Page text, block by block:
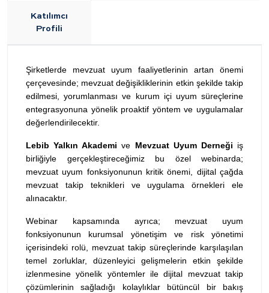
Katılımcı
Profili
Şirketlerde mevzuat uyum faaliyetlerinin artan önemi
çerçevesinde; mevzuat değişikliklerinin etkin şekilde takip
edilmesi, yorumlanması ve kurum içi uyum süreçlerine
entegrasyonuna yönelik proaktif yöntem ve uygulamalar
değerlendirilecektir.
Lebib Yalkın Akademi ve Mevzuat Uyum Derneği iş
birliğiyle gerçekleştireceğimiz bu özel webinarda;
mevzuat uyum fonksiyonunun kritik önemi, dijital çağda
mevzuat takip teknikleri ve uygulama örnekleri ele
alınacaktır.
Webinar kapsamında ayrıca; mevzuat uyum
fonksiyonunun kurumsal yönetişim ve risk yönetimi
içerisindeki rolü, mevzuat takip süreçlerinde karşılaşılan
temel zorluklar, düzenleyici gelişmelerin etkin şekilde
izlenmesine yönelik yöntemler ile dijital mevzuat takip
çözümlerinin sağladığı kolaylıklar bütüncül bir bakış